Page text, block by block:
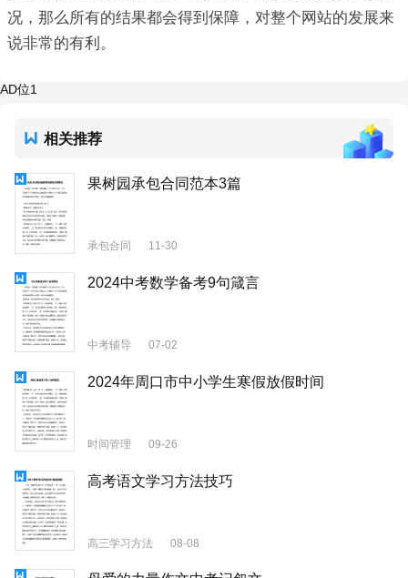
况，那么所有的结果都会得到保障，对整个网站的发展来
说非常的有利。
AD位1
相关推荐
果树园承包合同范本3篇
承包合同 11-30
2024中考数学备考9句箴言
中考辅导 07-02
2024年周口市中小学生寒假放假时间
时间管理 09-26
高考语文学习方法技巧
高三学习方法 08-08